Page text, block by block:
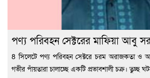
পণ্য পরিবহন সেক্টরের মাফিয়া আবু
8 সিলেটে পণ্য পরিবহন সেক্টরে চরম অরাজকতা ও
গভীর পাঁয়তারা চালাচ্ছে একটি প্রভাবশালী চক্র। তুচ্ছ